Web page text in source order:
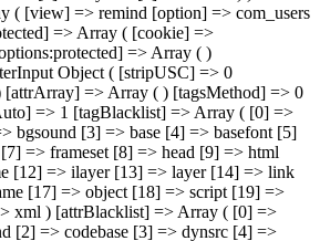
( [view] => remind [option] => com_users
=> Array ( [cookie] =>
=> Array ( )
Object ( [stripUSC] => 0
=> Array ( ) [tagsMethod] => 0
=> 1 [tagBlacklist] => Array ( [0] =>
bgsound [3] => base [4] => basefont [5]
=> frameset [8] => head [9] => html
[12] => ilayer [13] => layer [14] => link
[17] => object [18] => script [19] =>
xml ) [attrBlacklist] => Array ( [0] =>
[2] => codebase [3] => dynsrc [4] =>